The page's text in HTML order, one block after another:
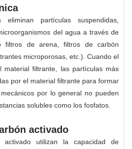
partículas suspendidas,
del agua a través de
filtros de arena, filtros de carbón
microporosas, etc.). Cuando el
filtrante, las partículas más
por el material filtrante para formar
por lo general no pueden
solubles como los fosfatos.
activado
utilizan la capacidad de